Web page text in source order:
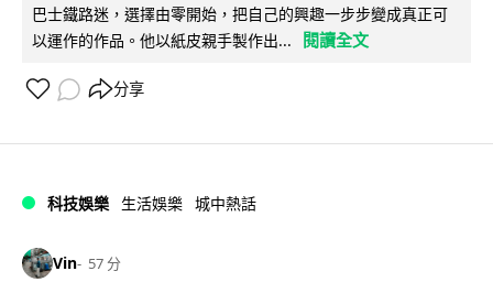
巴士鐵路迷，選擇由零開始，把自己的興趣一步步變成真正可
以運作的作品。他以紙皮親手製作出...
閱讀全文
分享
科技娛樂 生活娛樂 城中熱話
Vin 57 分